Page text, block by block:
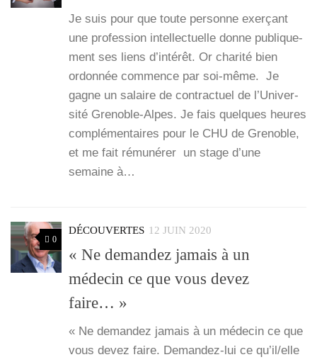
Je suis pour que toute per­sonne exer­çant
une pro­fes­sion intel­lec­tuelle donne publi­que­
ment ses liens d’in­té­rêt. Or cha­ri­té bien
ordon­née com­mence par soi-même. Je
gagne un salaire de contrac­tuel de l’U­ni­ver­
si­té Gre­­noble-Alpes. Je fais quelques heures
com­plé­men­taires pour le CHU de Gre­noble,
et me fait rému­né­rer un stage d’une
semaine à…
0
DÉCOUVERTES 12 JUIN 2020
« Ne demandez jamais à un
médecin ce que vous devez
faire… »
« Ne deman­dez jamais à un méde­cin ce que
vous devez faire. Deman­­dez-lui ce qu’il/elle